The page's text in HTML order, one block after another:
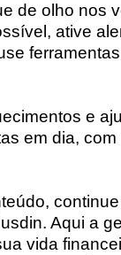
de olho nos
ative
e
em dia, com
Aqui a
vida